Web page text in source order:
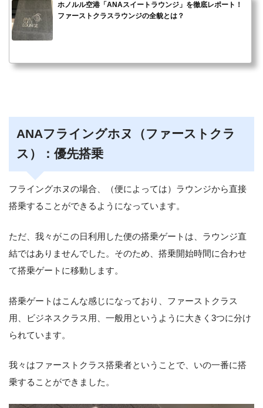
ホノルル空港「ANAスイートラウンジ」を徹底レポート！
ファーストクラスラウンジの全貌とは？
ANAフライングホヌ（ファーストクラ
ス）：優先搭乗
フライングホヌの場合、（便によっては）ラウンジから直接
搭乗することができるようになっています。
ただ、我々がこの日利用した便の搭乗ゲートは、ラウンジ直
結ではありませんでした。そのため、搭乗開始時間に合わせ
て搭乗ゲートに移動します。
搭乗ゲートはこんな感じになっており、ファーストクラス
用、ビジネスクラス用、一般用というように大きく3つに分け
られています。
我々はファーストクラス搭乗者ということで、いの一番に搭
乗することができました。